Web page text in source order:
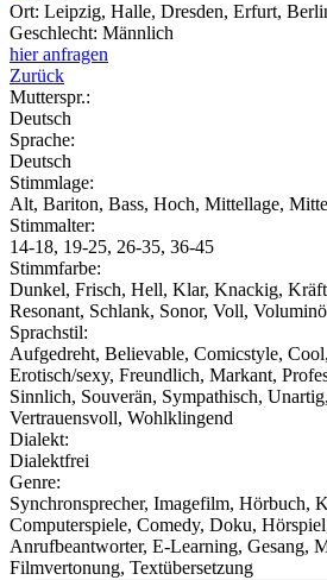
Ort: Leipzig, Halle, Dresden, Erfurt,
Geschlecht: Männlich
hier anfragen
Zurück
Mutterspr.:
Deutsch
Sprache:
Deutsch
Stimmlage:
Alt, Bariton, Bass, Hoch, Mittellage,
Stimmalter:
14-18, 19-25, 26-35, 36-45
Stimmfarbe:
Dunkel, Frisch, Hell, Klar, Knackig,
Resonant, Schlank, Sonor, Voll,
Sprachstil:
Aufgedreht, Believable, Comicstyle,
Erotisch/sexy, Freundlich, Markant,
Sinnlich, Souverän, Sympathisch,
Vertrauensvoll, Wohlklingend
Dialekt:
Dialektfrei
Genre:
Synchronsprecher, Imagefilm, Hörbuch,
Computerspiele, Comedy, Doku,
Anrufbeantworter, E-Learning, Gesang,
Filmvertonung, Textübersetzung